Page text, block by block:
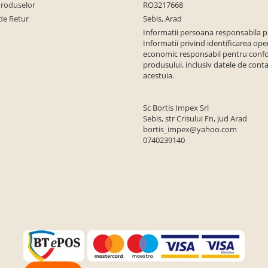
Retur
RO3217668
Sebis, Arad
Informatii persoana responsabila
Informatii privind identificarea
economic responsabil pentru
produsului, inclusiv datele de
acestuia.
Sc Bortis Impex Srl
Sebis, str Crisului Fn, jud Arad
bortis_impex@yahoo.com
0740239140